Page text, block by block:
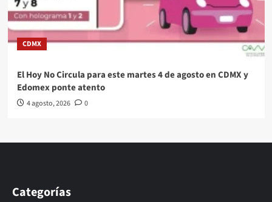
CDMX
El Hoy No Circula para este martes 4 de agosto en CDMX y
Edomex ponte atento
4 agosto, 2026 0
Categorías